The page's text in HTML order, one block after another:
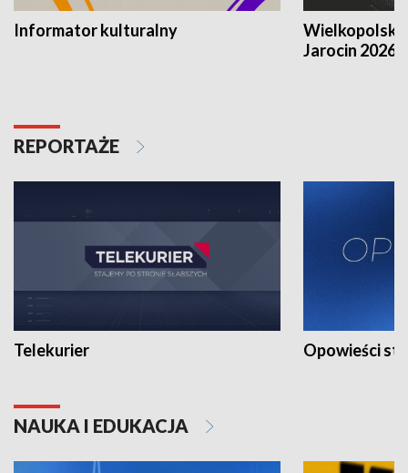
Informator kulturalny
Jarocin 2026
REPORTAŻE
Telekurier Opowieści
NAUKA I EDUKACJA